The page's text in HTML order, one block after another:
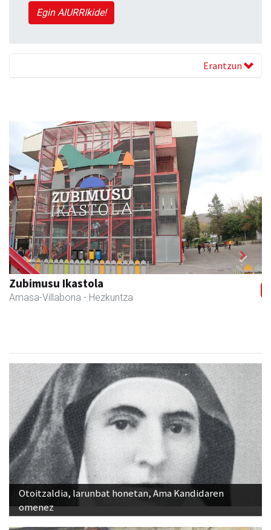
Egin AIURRIkide!
Erantzun
Zubimusu Ikastola
Amasa-Villabona - Hezkuntza
Previous Next
Otoitzaldia, larunbat honetan, Ama Kandidaren
omenez